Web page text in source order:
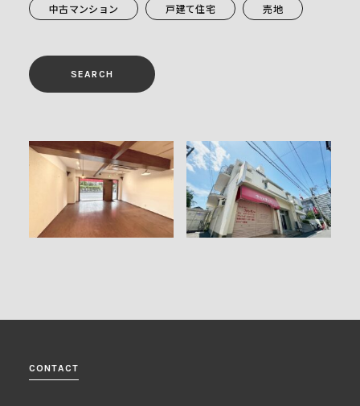
中古マンション 戸建て住宅 売地
CONTACT